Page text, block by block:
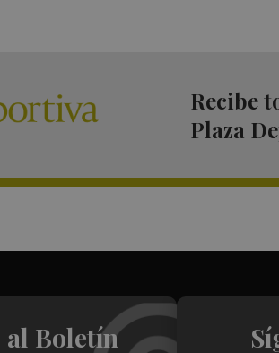
Recibe
Plaza
al Boletín